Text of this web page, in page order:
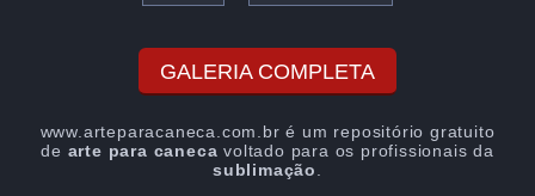
GALERIA COMPLETA
www.arteparacaneca.com.br é um repositório gratuito
de arte para caneca voltado para os profissionais da
sublimação